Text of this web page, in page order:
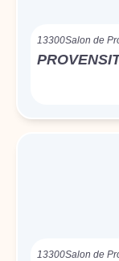
13300Salon de
13300Salon de